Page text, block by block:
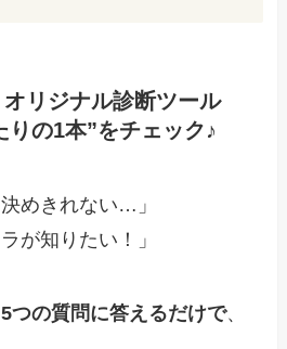
リジナル診断ツール
りの1本”をチェック♪
めきれない…」
が知りたい！」
5つの質問に答えるだけで、